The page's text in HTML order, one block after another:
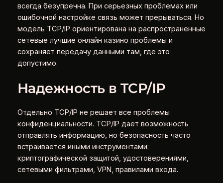
всегда безупречна. При серьезных проблемах или
ошибочной настройке связь может прерываться. Но
модель TCP/IP ориентирована на распространенные
сетевые лучшие онлайн казино проблемы и
сохраняет передачу данными там, где это
допустимо.
Надежность в TCP/IP
Отдельно TCP/IP не решает все проблемы
конфиденциальности. TCP/IP дает возможность
отправлять информацию, но безопасность часто
встраивается иными инструментами:
криптографической защитой, удостоверениями,
сетевыми фильтрами, VPN, правилами входа.